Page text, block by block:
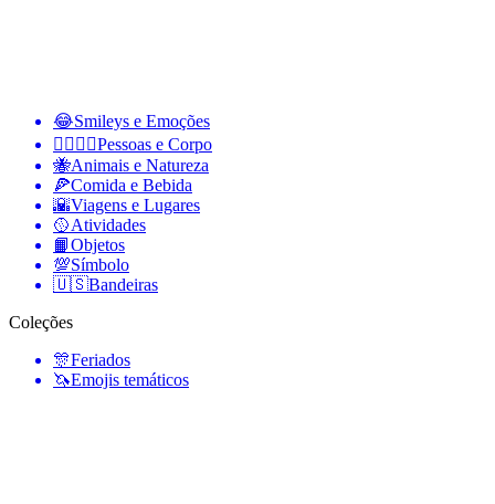
😂Smileys e Emoções
👩‍❤️‍💋‍👨Pessoas e Corpo
🐝Animais e Natureza
🍕Comida e Bebida
🌇Viagens e Lugares
🥎Atividades
📙Objetos
💯Símbolo
🇺🇸Bandeiras
Coleções
🎊Feriados
🦄Emojis temáticos